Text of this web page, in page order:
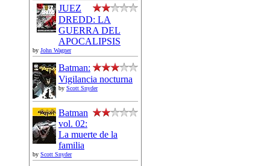
JUEZ
DREDD: LA
GUERRA DEL
APOCALIPSIS
by John Wagner
Batman:
Vigilancia nocturna
by Scott Snyder
Batman
vol. 02:
La muerte de la
familia
by Scott Snyder